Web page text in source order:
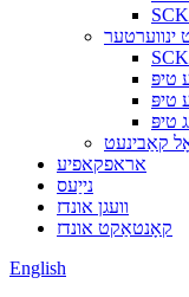
ינווערטער
טיפּ
טיפּ
קאַבינעט
אראפקאפיע
נייַעס
וועגן אונדז
קאָנטאַקט אונדז
English